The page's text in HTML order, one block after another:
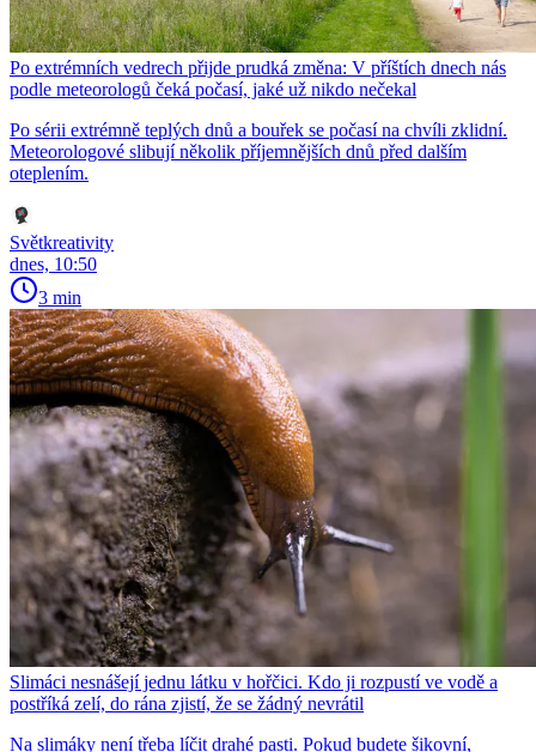
Po extrémních vedrech přijde prudká změna: V příštích dnech nás
podle meteorologů čeká počasí, jaké už nikdo nečekal
Po sérii extrémně teplých dnů a bouřek se počasí na chvíli zklidní.
Meteorologové slibují několik příjemnějších dnů před dalším
oteplením.
Světkreativity
dnes, 10:50
3 min
Slimáci nesnášejí jednu látku v hořčici. Kdo ji rozpustí ve vodě a
postříká zelí, do rána zjistí, že se žádný nevrátil
Na slimáky není třeba líčit drahé pasti. Pokud budete šikovní,